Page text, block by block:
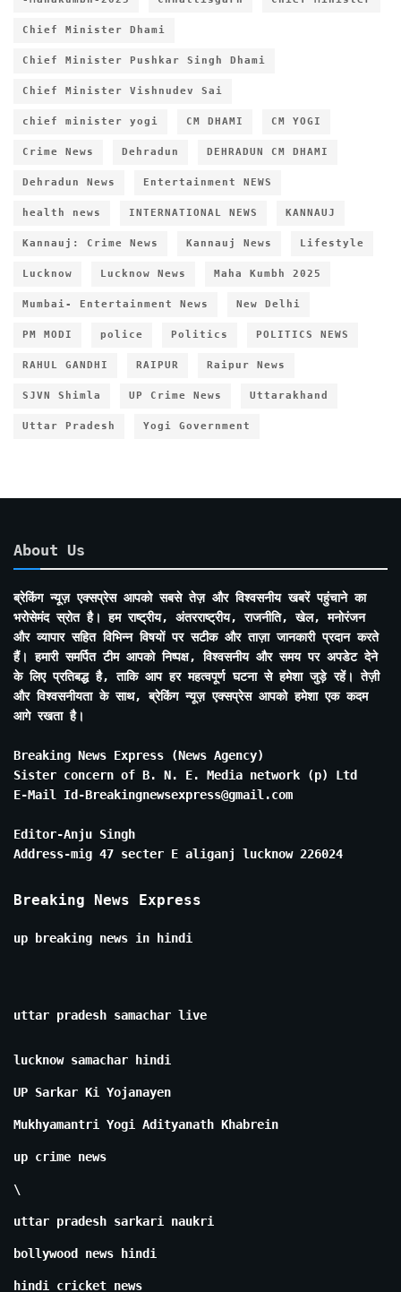
Chief Minister Dhami
Chief Minister Pushkar Singh Dhami
Chief Minister Vishnudev Sai
chief minister yogi CM DHAMI CM YOGI
Crime News Dehradun DEHRADUN CM DHAMI
Dehradun News Entertainment NEWS
health news INTERNATIONAL NEWS KANNAUJ
Kannauj: Crime News Kannauj News Lifestyle
Lucknow Lucknow News Maha Kumbh 2025
Mumbai- Entertainment News New Delhi
PM MODI police Politics POLITICS NEWS
RAHUL GANDHI RAIPUR Raipur News
SJVN Shimla UP Crime News Uttarakhand
Uttar Pradesh Yogi Government
About Us
ब्रेकिंग न्यूज़ एक्सप्रेस आपको सबसे तेज़ और विश्वसनीय खबरें पहुंचाने का
भरोसेमंद स्रोत है। हम राष्ट्रीय, अंतरराष्ट्रीय, राजनीति, खेल, मनोरंजन
और व्यापार सहित विभिन्न विषयों पर सटीक और ताज़ा जानकारी प्रदान करते
हैं। हमारी समर्पित टीम आपको निष्पक्ष, विश्वसनीय और समय पर अपडेट देने
के लिए प्रतिबद्ध है, ताकि आप हर महत्वपूर्ण घटना से हमेशा जुड़े रहें। तेज़ी
और विश्वसनीयता के साथ, ब्रेकिंग न्यूज़ एक्सप्रेस आपको हमेशा एक कदम
आगे रखता है।
Breaking News Express (News Agency)
Sister concern of B. N. E. Media network (p) Ltd
E-Mail Id-Breakingnewsexpress@gmail.com
Editor-Anju Singh
Address-mig 47 secter E aliganj lucknow 226024
Breaking News Express
up breaking news in hindi
uttar pradesh samachar live
lucknow samachar hindi
UP Sarkar Ki Yojanayen
Mukhyamantri Yogi Adityanath Khabrein
up crime news
\
uttar pradesh sarkari naukri
bollywood news hindi
hindi cricket news